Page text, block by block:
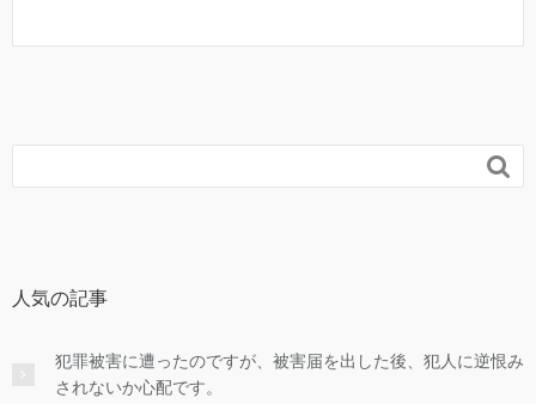

人気の記事
犯罪被害に遭ったのですが、被害届を出した後、犯人に逆恨み
されないか心配です。